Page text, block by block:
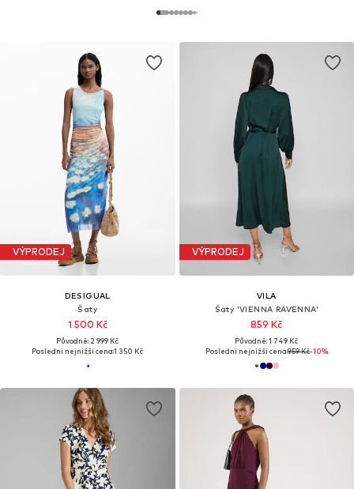
VÝPRODEJ
DESIGUAL
Šaty
1 500 Kč
Původně: 2 999 Kč
Poslední nejnižší cena:1 350 Kč
VÝPRODEJ
VILA
Šaty 'VIENNA RAVENNA'
859 Kč
Původně: 1 749 Kč
Poslední nejnižší cena:959 Kč-10%